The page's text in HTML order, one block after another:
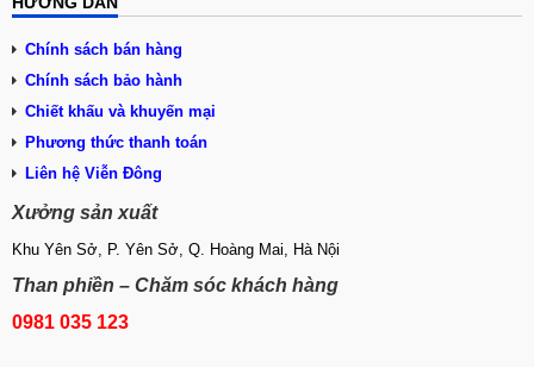
Chính sách bán hàng
Chính sách bảo hành
Chiết khấu và khuyến mại
Phương thức thanh toán
Liên hệ Viễn Đông
Xưởng sản xuất
Khu Yên Sở, P. Yên Sở, Q. Hoàng Mai, Hà Nội
Than phiền – Chăm sóc khách hàng
0981 035 123